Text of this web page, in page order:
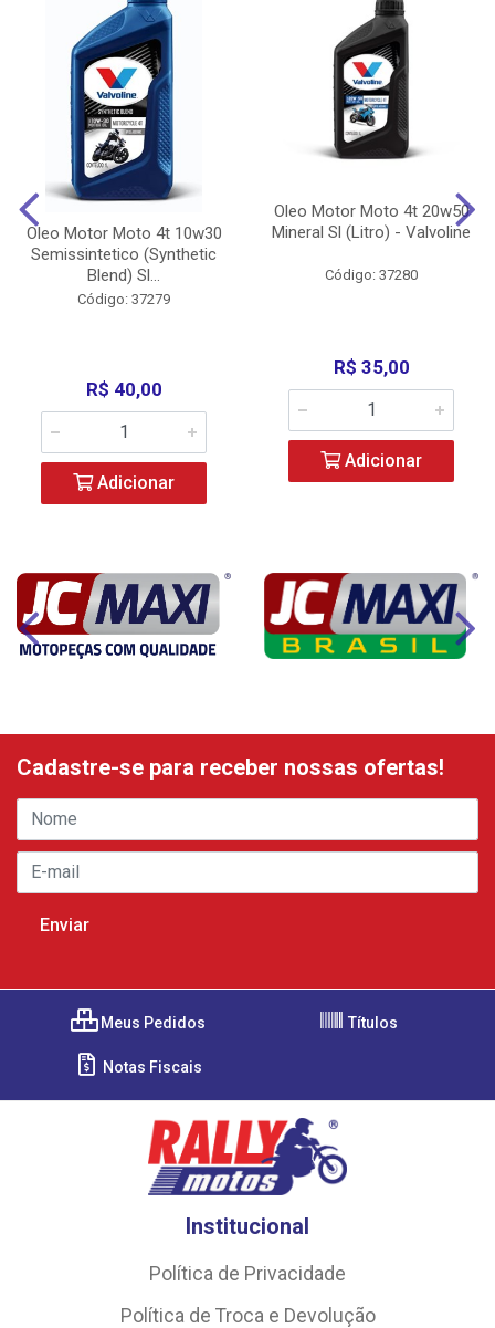
Oleo Motor Moto 4t 10w30
Semissintetico (Synthetic
Blend) Sl...
Código: 37279
R$ 40,00
Adicionar
Oleo Motor Moto 4t 20w50
Mineral Sl (Litro) - Valvoline
Código: 37280
R$ 35,00
Adicionar
Cadastre-se para receber nossas ofertas!
Meus Pedidos Títulos
Notas Fiscais
Institucional
Política de Privacidade
Política de Troca e Devolução